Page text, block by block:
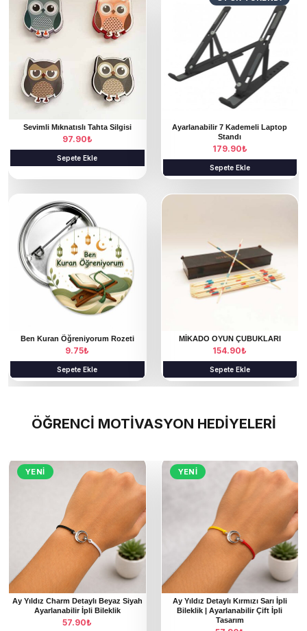
Sevimli Mıknatıslı Tahta Silgisi
97.90₺
Sepete Ekle
Ayarlanabilir 7 Kademeli Laptop
Standı
179.90₺
Sepete Ekle
Ben Kuran Öğreniyorum Rozeti
9.75₺
Sepete Ekle
MİKADO OYUN ÇUBUKLARI
154.90₺
Sepete Ekle
ÖĞRENCİ MOTİVASYON HEDİYELERİ
YENI
Ay Yıldız Charm Detaylı Beyaz Siyah
Ayarlanabilir İpli Bileklik
57.90₺
YENI
Ay Yıldız Detaylı Kırmızı Sarı İpli
Bileklik | Ayarlanabilir Çift İpli
Tasarım